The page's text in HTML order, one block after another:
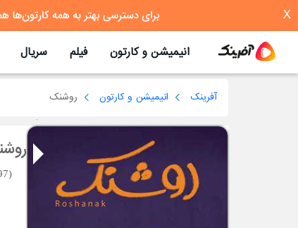
X
انیمیشن و کارتون فیلم سریال
آفرینک انیمیشن و کارتون روشنک